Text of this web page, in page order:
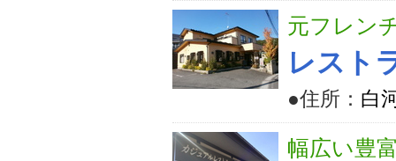
元フレン
レスト
●住所： 白
幅広い豊